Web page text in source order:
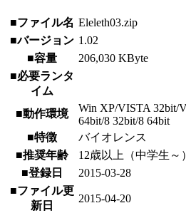
■ファイル名 Eleleth03.zip
■バージョン 1.02
■容量
206,030 KByte
■必要ランタ
イム
■動作環境
Win XP/VISTA 32bit/
64bit/8 32bit/8 64bit
■特徴
バイオレンス
■推奨年齢
12歳以上（中学生～）
■登録日
2015-03-28
■ファイル更
新日
2015-04-20